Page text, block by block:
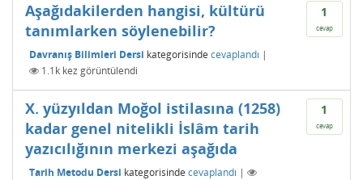
1
cevap
Aşağıdakilerden hangisi, kültürü
tanımlarken söylenebilir?
Davranış Bilimleri Dersi kategorisinde cevaplandı |
1.1k kez görüntülendi
1
cevap
X. yüzyıldan Moğol istilasına (1258)
kadar genel nitelikli İslâm tarih
yazıcılığının merkezi aşağıda
Tarih Metodu Dersi kategorisinde cevaplandı |